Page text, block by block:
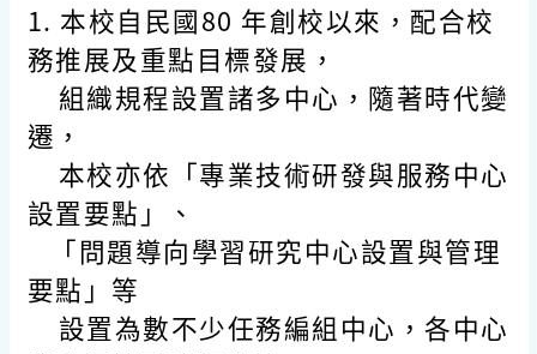
1. 本校自民國80 年創校以來，配合校
務推展及重點目標發展，
組織規程設置諸多中心，隨著時代變
遷，
本校亦依「專業技術研發與服務中心
設置要點」、
「問題導向學習研究中心設置與管理
要點」等
設置為數不少任務編組中心，各中心